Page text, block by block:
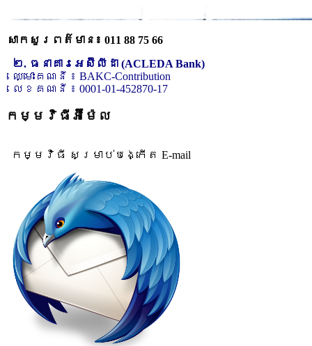
សាកសួរពត៌មាន៖ 011 88 75 66
២. ធនាគារអេស៊ីលីដា (ACLEDA Bank)
ឈ្មោះគណនី ៖ BAKC-Contribution
លេខគណនី ៖ 0001-01-452870-17
កម្មវិធីអ៊ីម៉ែល
កម្មវិធី សម្រាប់បង្កើត E-mail